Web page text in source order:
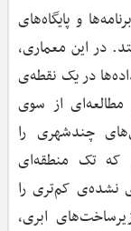
و پایگاه‌های
در این معماری،
در یک نقطه‌ی
از سوی
چندشهری را
که تک منطقه‌ای
نشده‌ی کم‌تری را
ابری،